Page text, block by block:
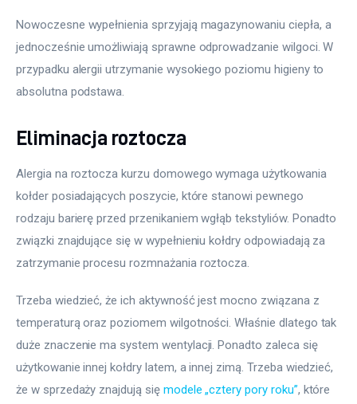
Nowoczesne wypełnienia sprzyjają magazynowaniu ciepła, a
jednocześnie umożliwiają sprawne odprowadzanie wilgoci. W
przypadku alergii utrzymanie wysokiego poziomu higieny to
absolutna podstawa.
Eliminacja roztocza
Alergia na roztocza kurzu domowego wymaga użytkowania
kołder posiadających poszycie, które stanowi pewnego
rodzaju barierę przed przenikaniem wgłąb tekstyliów. Ponadto
związki znajdujące się w wypełnieniu kołdry odpowiadają za
zatrzymanie procesu rozmnażania roztocza.
Trzeba wiedzieć, że ich aktywność jest mocno związana z
temperaturą oraz poziomem wilgotności. Właśnie dlatego tak
duże znaczenie ma system wentylacji. Ponadto zaleca się
użytkowanie innej kołdry latem, a innej zimą. Trzeba wiedzieć,
że w sprzedaży znajdują się modele „cztery pory roku”, które